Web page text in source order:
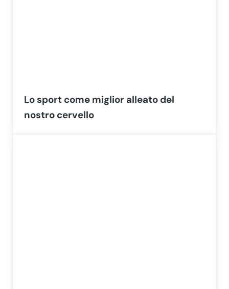
Lo sport come miglior alleato del
nostro cervello